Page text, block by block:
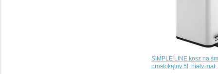
SIMPLE LINE kosz na
prostokątny 5l, biały mat